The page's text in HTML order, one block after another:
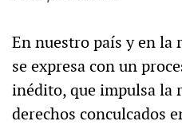
En nuestro país y en
se expresa con un
inédito, que impulsa la
derechos conculcados